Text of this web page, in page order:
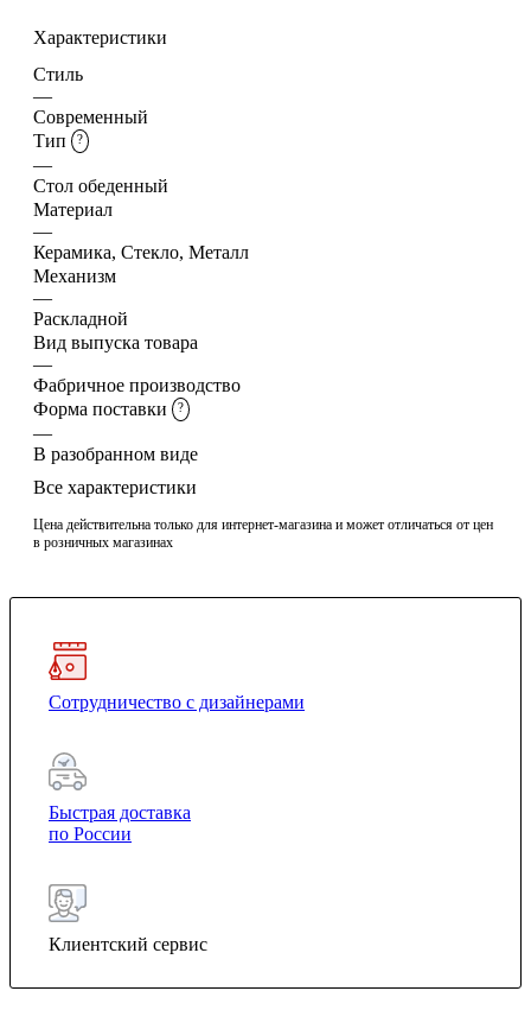
Характеристики
Стиль
—
Современный
Тип
?
—
Стол обеденный
Материал
—
Керамика, Стекло, Металл
Механизм
—
Раскладной
Вид выпуска товара
—
Фабричное производство
Форма поставки
?
—
В разобранном виде
Все характеристики
Цена действительна только для интернет-магазина и может отличаться от цен
в розничных магазинах
Сотрудничество с дизайнерами
Быстрая доставка
по России
Клиентский сервис